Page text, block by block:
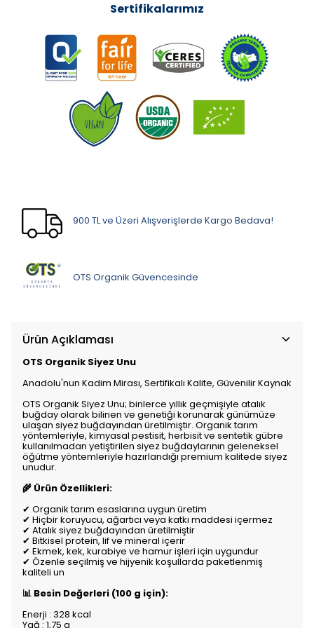
Sertifikalarımız
900 TL ve Üzeri Alışverişlerde Kargo Bedava!
OTS Organik Güvencesinde
Ürün Açıklaması
OTS Organik Siyez Unu
Anadolu'nun Kadim Mirası, Sertifikalı Kalite, Güvenilir Kaynak
OTS Organik Siyez Unu; binlerce yıllık geçmişiyle atalık
buğday olarak bilinen ve genetiği korunarak günümüze
ulaşan siyez buğdayından üretilmiştir. Organik tarım
yöntemleriyle, kimyasal pestisit, herbisit ve sentetik gübre
kullanılmadan yetiştirilen siyez buğdaylarının geleneksel
öğütme yöntemleriyle hazırlandığı premium kalitede siyez
unudur.
🌾 Ürün Özellikleri:
✔ Organik tarım esaslarına uygun üretim
✔ Hiçbir koruyucu, ağartıcı veya katkı maddesi içermez
✔ Atalık siyez buğdayından üretilmiştir
✔ Bitkisel protein, lif ve mineral içerir
✔ Ekmek, kek, kurabiye ve hamur işleri için uygundur
✔ Özenle seçilmiş ve hijyenik koşullarda paketlenmiş
kaliteli un
📊 Besin Değerleri (100 g için):
Enerji : 328 kcal
Yağ : 1,75 g